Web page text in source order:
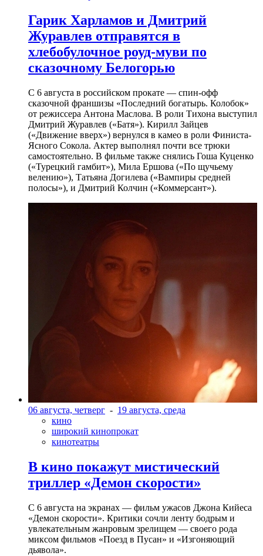
Гарик Харламов и Дмитрий
Журавлев отправятся в
хлебобулочное роуд-муви по
сказочному Белогорью
С 6 августа в российском прокате — спин-офф
сказочной франшизы «Последний богатырь. Колобок»
от режиссера Антона Маслова. В роли Тихона выступил
Дмитрий Журавлев («Батя»). Кирилл Зайцев
(«Движение вверх») вернулся в камео в роли Финиста-
Ясного Сокола. Актер выполнял почти все трюки
самостоятельно. В фильме также снялись Гоша Куценко
(«Турецкий гамбит»), Мила Ершова («По щучьему
велению»), Татьяна Догилева («Вампиры средней
полосы»), и Дмитрий Колчин («Коммерсант»).
06 августа, четверг - 19 августа, среда
кино
широкий кинопрокат
кинотеатры
В кино покажут мистический
триллер «Демон скорости»
С 6 августа на экранах — фильм ужасов Джона Кийеса
«Демон скорости». Критики сочли ленту бодрым и
увлекательным жанровым зрелищeм — своего рода
миксом фильмов «Поезд в Пусан» и «Изгоняющий
дьявола».